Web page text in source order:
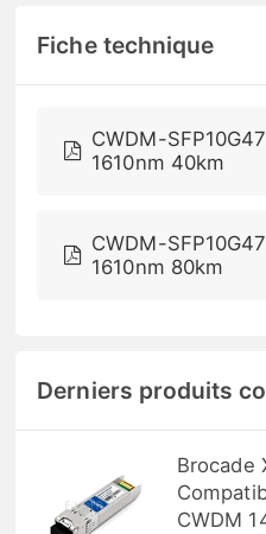
Fiche technique
CWDM-
1610nm 40km
CWDM-
1610nm 80km
Derniers produits
Brocade
CWDM